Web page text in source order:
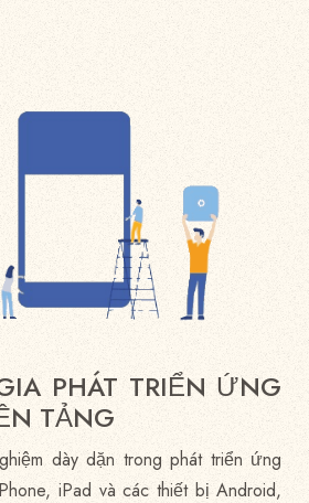
PHÁT TRIỂN ỨNG
TẢNG
dày dặn trong phát triển ứng
iPad và các thiết bị Android,